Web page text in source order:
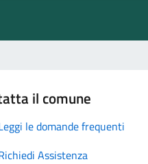
il comune
le domande frequenti
Assistenza